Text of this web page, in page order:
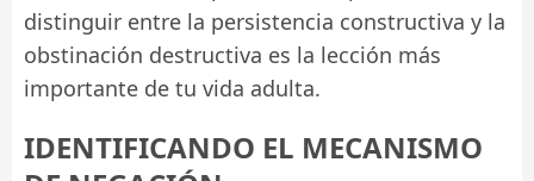
distinguir entre la persistencia constructiva y la
obstinación destructiva es la lección más
importante de tu vida adulta.
IDENTIFICANDO EL MECANISMO